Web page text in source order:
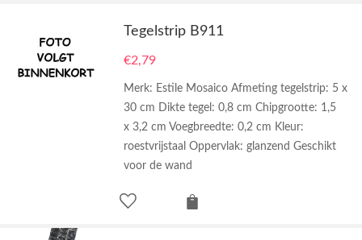
Tegelstrip B911
€2,79
Merk: Estile Mosaico Afmeting tegelstrip: 5 x
30 cm Dikte tegel: 0,8 cm Chipgrootte: 1,5
x 3,2 cm Voegbreedte: 0,2 cm Kleur:
roestvrijstaal Oppervlak: glanzend Geschikt
voor de wand